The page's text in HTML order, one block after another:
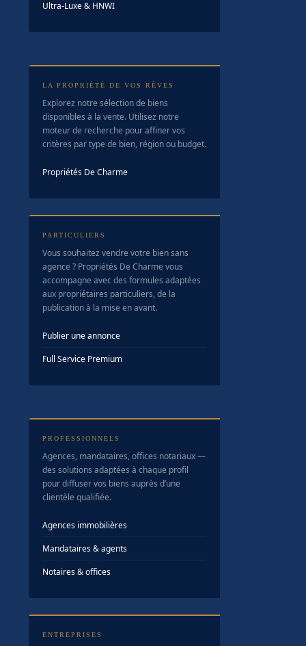
Ultra-Luxe & HNWI
LA PROPRIÉTÉ DE VOS RÊVES
Explorez notre sélection de biens
disponibles à la vente. Utilisez notre
moteur de recherche pour affiner vos
critères par type de bien, région ou budget.
Propriétés De Charme
PARTICULIERS
Vous souhaitez vendre votre bien sans
agence ? Propriétés De Charme vous
accompagne avec des formules adaptées
aux propriétaires particuliers, de la
publication à la mise en avant.
Publier une annonce
Full Service Premium
PROFESSIONNELS
Agences, mandataires, offices notariaux —
des solutions adaptées à chaque profil
pour diffuser vos biens auprès d’une
clientèle qualifiée.
Agences immobilières
Mandataires & agents
Notaires & offices
ENTREPRISES